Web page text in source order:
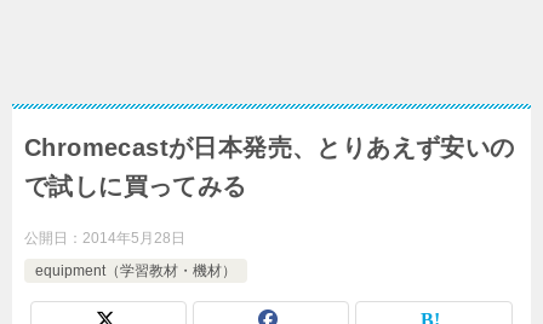
Chromecastが日本発売、とりあえず安いの
で試しに買ってみる
公開日： 2014年5月28日
equipment（学習教材・機材）